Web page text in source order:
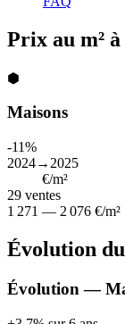
Prix au m²
⬢
Maisons
-11%
2024→2025
€/m²
29 ventes
1 271 — 2 076 €/m²
Évolution
Évolution —